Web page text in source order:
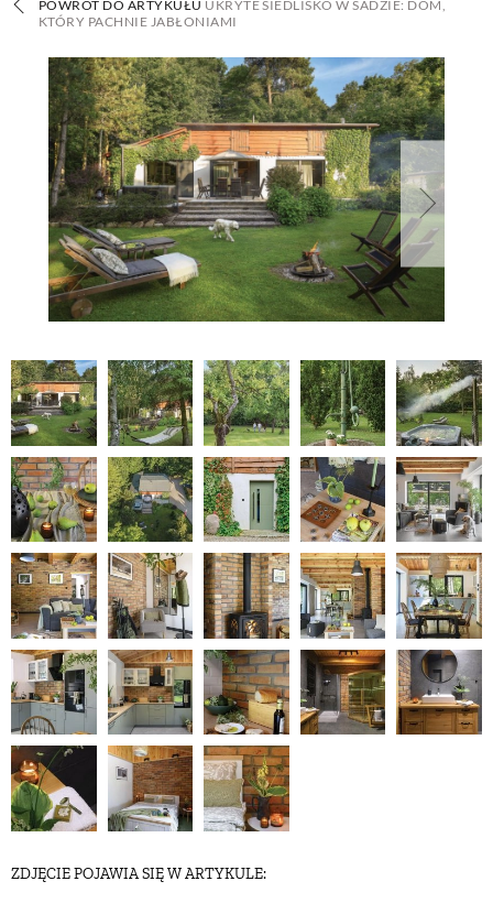
POWRÓT DO ARTYKUŁU UKRYTE SIEDLISKO W SADZIE: DOM,
KTÓRY PACHNIE JABŁONIAMI
ZDJĘCIE POJAWIA SIĘ W ARTYKULE:
BUDUJEMY DOM
OGRÓD
WARZYWA I OWOCE
ROŚLINY OGRODOWE
ZIELEŃ W DOMU
PROJEKTOWANIE OGRODU
NATURALNIE
URODA
NATURALNA APTECZKA
DLA DOMU
EKO ŻYCIE